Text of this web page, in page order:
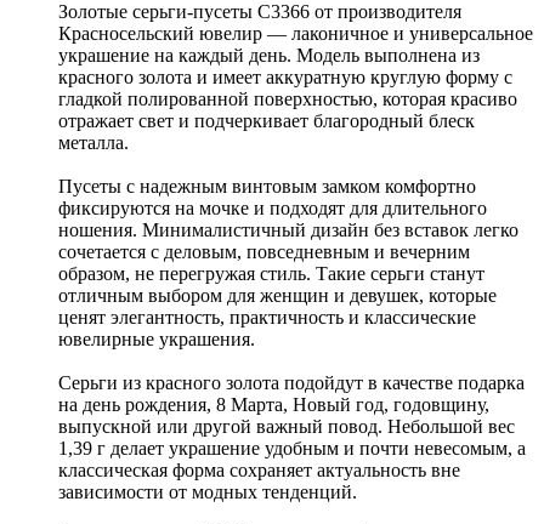
Золотые серьги-пусеты С3366 от производителя
Красносельский ювелир — лаконичное и универсальное
украшение на каждый день. Модель выполнена из
красного золота и имеет аккуратную круглую форму с
гладкой полированной поверхностью, которая красиво
отражает свет и подчеркивает благородный блеск
металла.
Пусеты с надежным винтовым замком комфортно
фиксируются на мочке и подходят для длительного
ношения. Минималистичный дизайн без вставок легко
сочетается с деловым, повседневным и вечерним
образом, не перегружая стиль. Такие серьги станут
отличным выбором для женщин и девушек, которые
ценят элегантность, практичность и классические
ювелирные украшения.
Серьги из красного золота подойдут в качестве подарка
на день рождения, 8 Марта, Новый год, годовщину,
выпускной или другой важный повод. Небольшой вес
1,39 г делает украшение удобным и почти невесомым, а
классическая форма сохраняет актуальность вне
зависимости от модных тенденций.